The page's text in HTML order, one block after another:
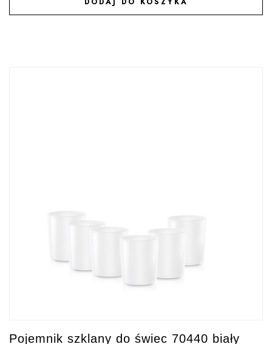
DODAJ DO ULUBIONYCH
Pojemnik szklany do świec 70440 biały